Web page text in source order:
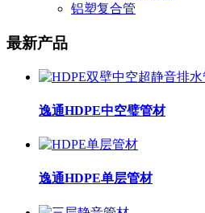
铝塑复合管
最新产品
逸通HDPE中空璧管材
逸通HDPE单层管材